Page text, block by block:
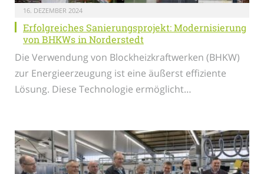
16. DEZEMBER 2024
Erfolgreiches Sanierungsprojekt: Modernisierung
von BHKWs in Norderstedt
Die Verwendung von Blockheizkraftwerken (BHKW)
zur Energieerzeugung ist eine äußerst effiziente
Lösung. Diese Technologie ermöglicht…